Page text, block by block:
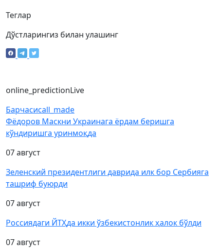
Теглар
Дўстларингиз билан улашинг
online_predictionLive
Барчасиcall_made
Фёдоров Маскни Украинага ёрдам беришга
кўндиришга уринмоқда
07 август
Зеленский президентлиги даврида илк бор Сербияга
ташриф буюрди
07 август
Россиядаги ЙТҲда икки ўзбекистонлик ҳалок бўлди
07 август